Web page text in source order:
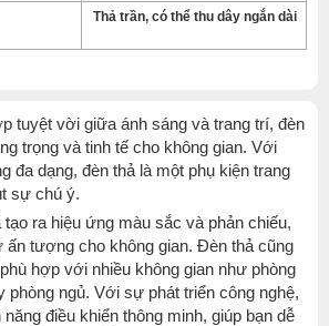
Thả trần, có thể thu dây ngắn dài
tuyệt vời giữa ánh sáng và trang trí, đèn
trọng và tinh tế cho không gian. Với
đa dạng, đèn thả là một phụ kiện trang
sự chú ý.
ra hiệu ứng màu sắc và phản chiếu,
ấn tượng cho không gian. Đèn thả cũng
hợp với nhiều không gian như phòng
phòng ngủ. Với sự phát triển công nghệ,
điều khiển thông minh, giúp bạn dễ